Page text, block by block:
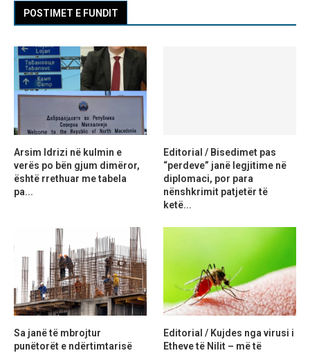
POSTIMET E FUNDIT
Arsim Idrizi në kulmin e
verës po bën gjum dimëror,
është rrethuar me tabela
pa...
Editorial / Bisedimet pas
“perdeve” janë legjitime në
diplomaci, por para
nënshkrimit patjetër të
ketë...
Sa janë të mbrojtur
punëtorët e ndërtimtarisë
Editorial / Kujdes nga virusi i
Etheve të Nilit – më të